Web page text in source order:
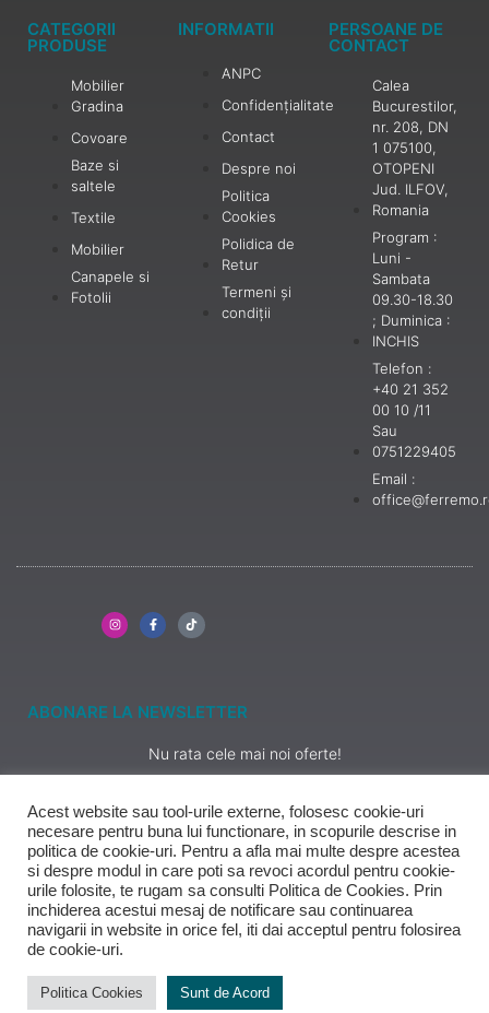
CATEGORII
PRODUSE
Mobilier
Gradina
Covoare
Baze si
saltele
Textile
Mobilier
Canapele si
Fotolii
INFORMATII
ANPC
Confidențialitate
Contact
Despre noi
Politica
Cookies
Polidica de
Retur
Termeni și
condiții
PERSOANE DE
CONTACT
Calea
Bucurestilor,
nr. 208, DN
1 075100,
OTOPENI
Jud. ILFOV,
Romania
Program :
Luni -
Sambata
09.30-18.30
; Duminica :
INCHIS
Telefon :
+40 21 352
00 10 /11
Sau
0751229405
Email :
ABONARE LA NEWSLETTER
Nu rata cele mai noi oferte!
ABONARE
Copyright Ferremo
Trendy Furniture
2025
Acest website sau tool-urile externe, folosesc cookie-uri
necesare pentru buna lui functionare, in scopurile descrise in
politica de cookie-uri. Pentru a afla mai multe despre acestea
si despre modul in care poti sa revoci acordul pentru cookie-
urile folosite, te rugam sa consulti Politica de Cookies. Prin
inchiderea acestui mesaj de notificare sau continuarea
navigarii in website in orice fel, iti dai acceptul pentru folosirea
de cookie-uri.
Politica Cookies Sunt de Acord